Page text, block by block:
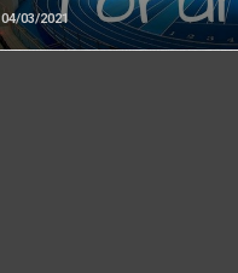
04/03/2021